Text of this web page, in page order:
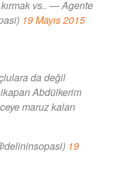
vs.. — Agente
19 Mayıs 2015
da değil
Abdülkerim
maruz kalan
19